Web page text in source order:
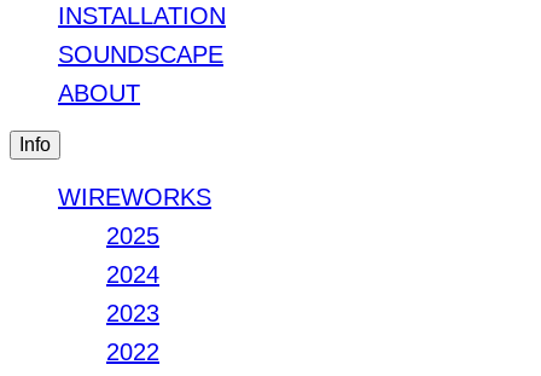
INSTALLATION
SOUNDSCAPE
ABOUT
Info
WIREWORKS
2025
2024
2023
2022